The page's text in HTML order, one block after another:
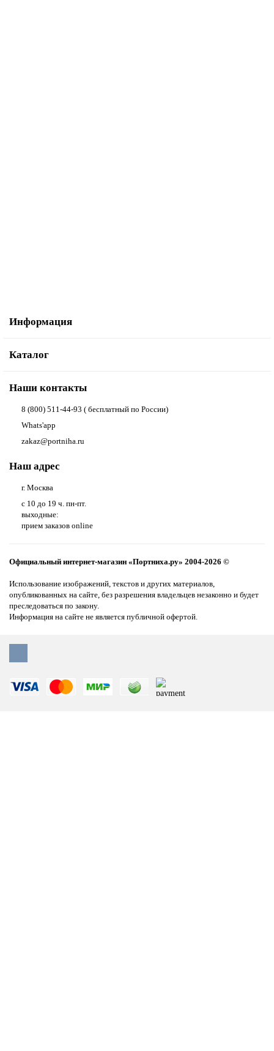
Информация
Каталог
Наши контакты
8 (800) 511-44-93 ( бесплатный по России)
Whats'app
zakaz@portniha.ru
Наш адрес
г. Москва
с 10 до 19 ч. пн-пт.
выходные:
прием заказов online
Официальный интернет-магазин «Портниха.ру» 2004-2026 ©
Использование изображений, текстов и других материалов,
опубликованных на сайте, без разрешения владельцев незаконно и будет
преследоваться по закону.
Информация на сайте не является публичной офертой.